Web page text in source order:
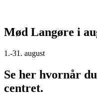
Mød Langøre i
1.-31. august
Se her hvornår
centret.